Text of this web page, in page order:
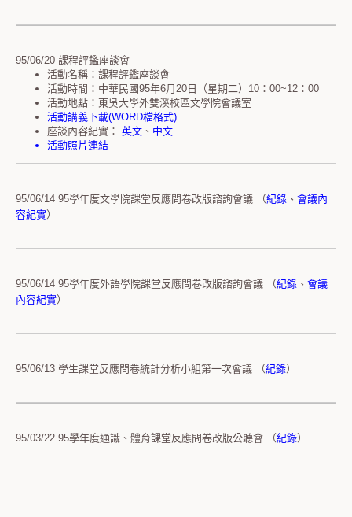
95/06/20 課程評鑑座談會
活動名稱：課程評鑑座談會
活動時間：中華民國95年6月20日（星期二）10：00~12：00
活動地點：東吳大學外雙溪校區文學院會議室
活動講義下載(WORD檔格式)
座談內容紀實： 英文 、 中文
活動照片連結
95/06/14 95學年度文學院課堂反應問卷改版諮詢會議 （紀錄 、 會議內
容紀實）
95/06/14 95學年度外語學院課堂反應問卷改版諮詢會議 （紀錄 、 會議
內容紀實）
95/06/13 學生課堂反應問卷統計分析小組第一次會議 （紀錄）
95/03/22 95學年度通識、體育課堂反應問卷改版公聽會 （紀錄）